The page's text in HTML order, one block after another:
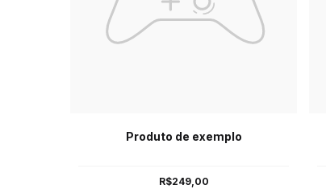
Produto de exemplo
R$249,00